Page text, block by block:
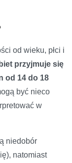
od wieku, płci i
przyjmuje się
od 14 do 18
być nieco
w
niedobór
natomiast